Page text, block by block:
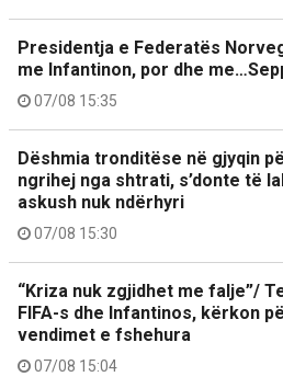
Presidentja e Federatës
me Infantinon, por dhe
07/08 15:35
Dëshmia tronditëse në gjyqin
ngrihej nga shtrati, s’donte të
askush nuk ndërhyri
07/08 15:30
“Kriza nuk zgjidhet me falje”/
FIFA-s dhe Infantinos, kërkon
vendimet e fshehura
07/08 15:04